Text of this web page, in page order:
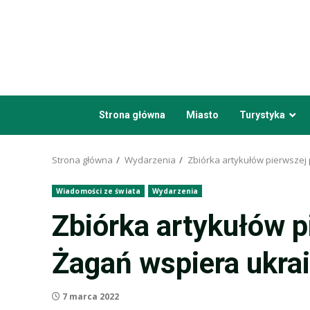
Strona główna Miasto Turystyka
Strona główna Wydarzenia Zbiórka artykułów
Wiadomości ze świata Wydarzenia
Zbiórka artykułów
Żagań wspiera
7 marca 2022